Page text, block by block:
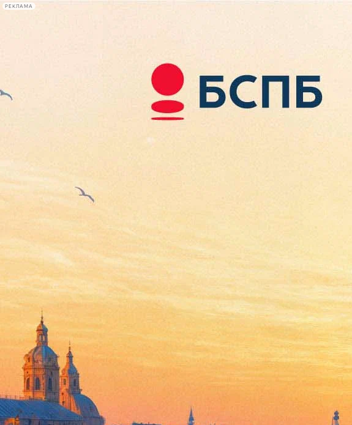
РЕКЛАМА
лекции
книги
13 октября 2019, воскресенье
Шуруповерт и депутат: «Фонтанка» разгадала секрет мемориальной доски в
12:49:
Покрутил и отжал. Как Сергей Шнуров попрощался с большой сценой
Архив предыдущих материалов